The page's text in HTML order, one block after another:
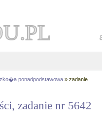
ponadpodstawowa » zadanie
zadanie nr 5642